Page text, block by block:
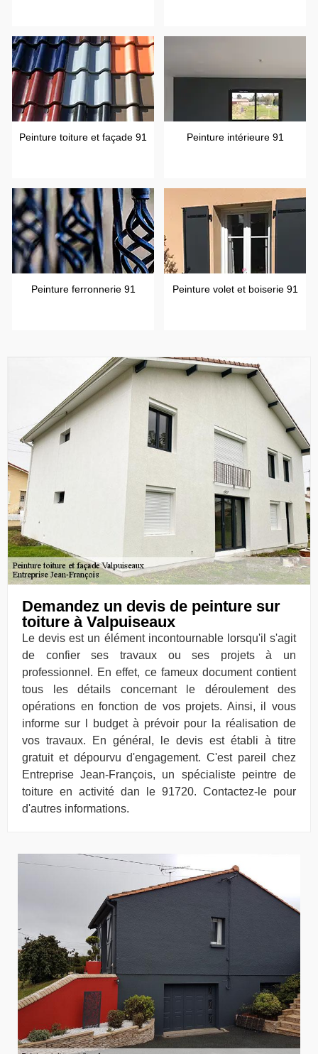
Peinture toiture et façade 91 Peinture intérieure 91
Peinture ferronnerie 91 Peinture volet et boiserie 91
Demandez un devis de peinture sur
toiture à Valpuiseaux
Le devis est un élément incontournable lorsqu'il s'agit
de confier ses travaux ou ses projets à un
professionnel. En effet, ce fameux document contient
tous les détails concernant le déroulement des
opérations en fonction de vos projets. Ainsi, il vous
informe sur l budget à prévoir pour la réalisation de
vos travaux. En général, le devis est établi à titre
gratuit et dépourvu d'engagement. C'est pareil chez
Entreprise Jean-François, un spécialiste peintre de
toiture en activité dan le 91720. Contactez-le pour
d'autres informations.